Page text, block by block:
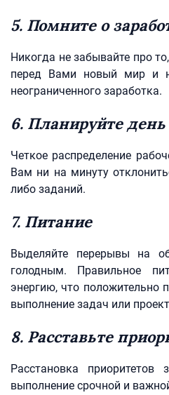
5. Помните о
Никогда не забывайте про
перед Вами новый мир и
неограниченного заработка.
6. Планируйте день
Четкое распределение
Вам ни на минуту
либо заданий.
7. Питание
Выделяйте перерывы на
голодным. Правильное
энергию, что положительно
выполнение задач или
8. Расставьте
Расстановка
выполнение срочной и